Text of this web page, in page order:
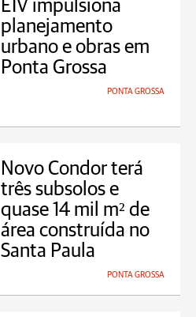
EIV impulsiona
planejamento
urbano e obras em
Ponta Grossa
PONTA GROSSA
Novo Condor terá
três subsolos e
quase 14 mil m² de
área construída no
Santa Paula
PONTA GROSSA